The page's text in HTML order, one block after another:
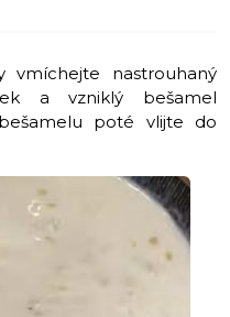
nastrouhaný
a vzniklý bešamel
poté vlijte do